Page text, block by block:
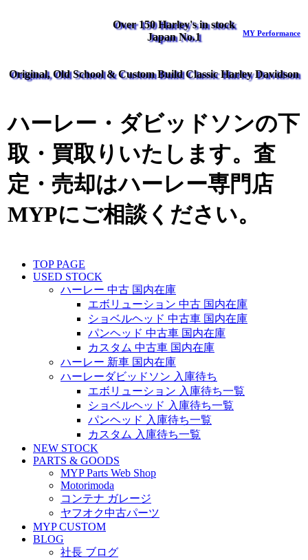
Over 150 Harley's in stock
Japan No.1
MY Performance
Original, Old School & Custom Build Classic Harley Davidson
ハーレー・ダビッドソンの下
取・買取りいたします。査
定・売却はハーレー専門店
MYPにご相談ください。
TOP PAGE
USED STOCK
ハーレー 中古 国内在庫
エボリューション 中古 国内在庫
ショベルヘッド 中古車 国内在庫
パンヘッド 中古車 国内在庫
カスタム 中古車 国内在庫
ハーレー 新車 国内在庫
ハーレーダビッドソン 入庫待ち
エボリューション 入庫待ち一覧
ショベルヘッド 入庫待ち一覧
パンヘッド 入庫待ち一覧
カスタム 入庫待ち一覧
NEW STOCK
PARTS & GOODS
MYP Parts Web Shop
Motorimoda
コンテナ ガレージ
ヤフオク中古パーツ
MYP CUSTOM
BLOG
社長 ブログ